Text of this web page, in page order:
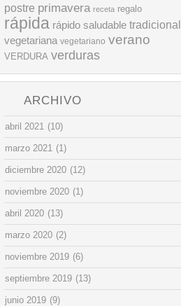
postre primavera receta regalo
rápida rápido saludable tradicional
vegetariana vegetariano verano
VERDURA verduras
ARCHIVO
abril 2021 (10)
marzo 2021 (1)
diciembre 2020 (12)
noviembre 2020 (1)
abril 2020 (13)
marzo 2020 (2)
noviembre 2019 (6)
septiembre 2019 (13)
junio 2019 (9)